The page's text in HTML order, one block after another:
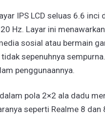
IPS LCD seluas 6.6 inci
Hz. Layar ini
sosial atau bermain
sepenuhnya
penggunaannya.
pola 2×2 ala dadu
seperti Realme 8 dan